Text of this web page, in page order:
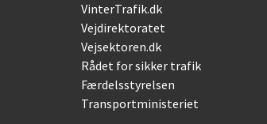
VinterTrafik.dk
Vejdirektoratet
Vejsektoren.dk
Rådet for sikker trafik
Færdelsstyrelsen
Transportministeriet